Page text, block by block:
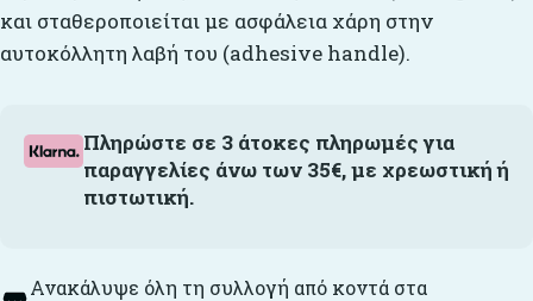
και σταθεροποιείται με ασφάλεια χάρη στην
αυτοκόλλητη λαβή του (adhesive handle).
Πληρώστε σε 3 άτοκες πληρωμές για
παραγγελίες άνω των 35€, με χρεωστική ή
πιστωτική.
Ανακάλυψε όλη τη συλλογή από κοντά στα